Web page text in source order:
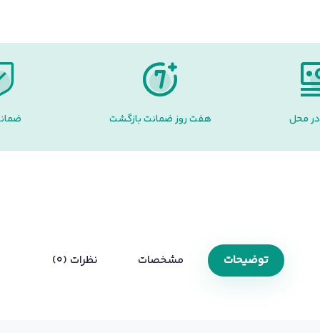
محل هفت روز ضمانت بازگشت
توضیحات مشخصات نظرات (0)